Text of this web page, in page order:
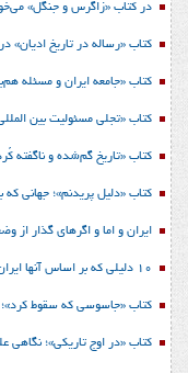
در کتاب «زاگرس و جنگل»
کتاب «رساله در تاریخ ادیان»
کتاب «جامعه ایران و مسئله
کتاب «تجلی مسئولیت بین
کتاب «تاریخ گم‌شده و ناگفته
کتاب «دلیل پریدنم»؛ جهانی
ایران و اما و اگرهای گذار از
10 دلیلی که بر اساس آنها ایران پیروز جنگ با آمریکا/اسرائیل است!
کتاب «جاسوسی که سقوط
کتاب «در اوج تاریکی»؛